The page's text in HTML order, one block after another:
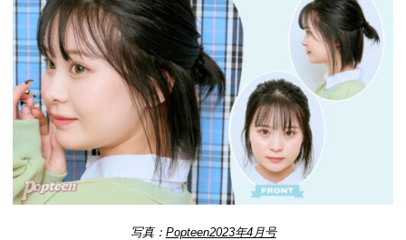
写真： Popteen2023年4月号